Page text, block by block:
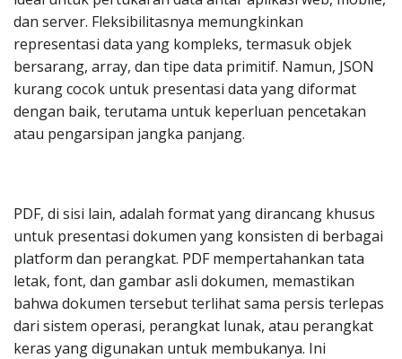
dan server. Fleksibilitasnya memungkinkan
representasi data yang kompleks, termasuk objek
bersarang, array, dan tipe data primitif. Namun, JSON
kurang cocok untuk presentasi data yang diformat
dengan baik, terutama untuk keperluan pencetakan
atau pengarsipan jangka panjang.
PDF, di sisi lain, adalah format yang dirancang khusus
untuk presentasi dokumen yang konsisten di berbagai
platform dan perangkat. PDF mempertahankan tata
letak, font, dan gambar asli dokumen, memastikan
bahwa dokumen tersebut terlihat sama persis terlepas
dari sistem operasi, perangkat lunak, atau perangkat
keras yang digunakan untuk membukanya. Ini